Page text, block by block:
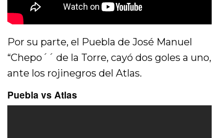
Por su parte, el Puebla de José Manuel
“Chepo´´ de la Torre, cayó dos goles a uno,
ante los rojinegros del Atlas.
Puebla vs Atlas